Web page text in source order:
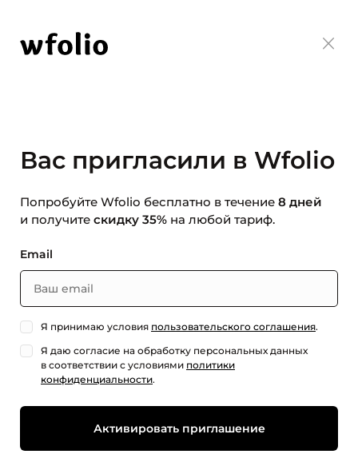
Вас пригласили в Wfolio
Попробуйте Wfolio бесплатно в течение 8 дней
и получите скидку 35% на любой тариф.
Email
Я принимаю условия пользовательского соглашения.
Я даю согласие на обработку персональных данных
в соответствии с условиями политики
конфиденциальности.